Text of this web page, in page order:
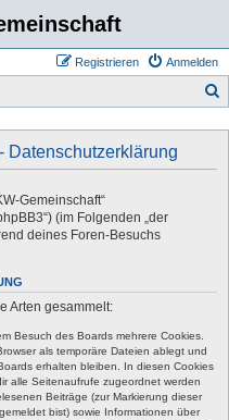
Anmelden
Registrieren
Datenschutzerklärung
Gemeinschaft“
(im Folgenden „der
deines Foren-Besuchs
Arten gesammelt:
Besuch des Boards mehrere Cookies.
als temporäre Dateien ablegt und
erhalten bleiben. In diesen Cookies
alle Seitenaufrufe zugeordnet werden
Beiträge (zur Markierung dieser
bist) sowie Informationen über